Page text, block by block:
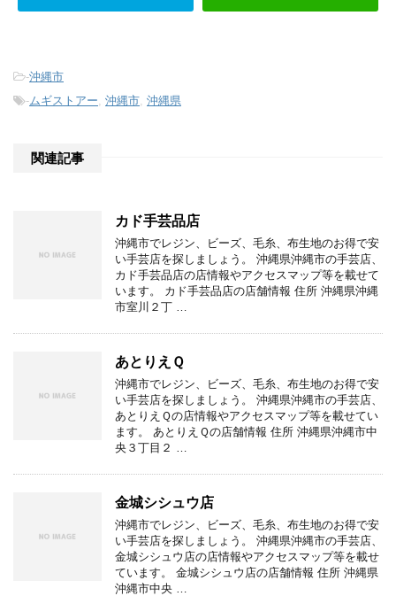
-沖縄市
-ムギストアー 沖縄市 沖縄県
関連記事
カド手芸品店
沖縄市でレジン、ビーズ、毛糸、布生地のお得で安
い手芸店を探しましょう。 沖縄県沖縄市の手芸店、
カド手芸品店の店情報やアクセスマップ等を載せて
います。 カド手芸品店の店舗情報 住所 沖縄県沖縄
市室川２丁 …
あとりえＱ
沖縄市でレジン、ビーズ、毛糸、布生地のお得で安
い手芸店を探しましょう。 沖縄県沖縄市の手芸店、
あとりえＱの店情報やアクセスマップ等を載せてい
ます。 あとりえＱの店舗情報 住所 沖縄県沖縄市中
央３丁目２ …
金城シシュウ店
沖縄市でレジン、ビーズ、毛糸、布生地のお得で安
い手芸店を探しましょう。 沖縄県沖縄市の手芸店、
金城シシュウ店の店情報やアクセスマップ等を載せ
ています。 金城シシュウ店の店舗情報 住所 沖縄県
沖縄市中央 …